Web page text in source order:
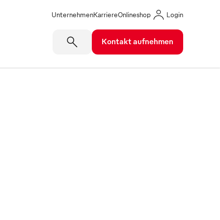
UnternehmenKarriereOnlineshop Login
Kontakt aufnehmen